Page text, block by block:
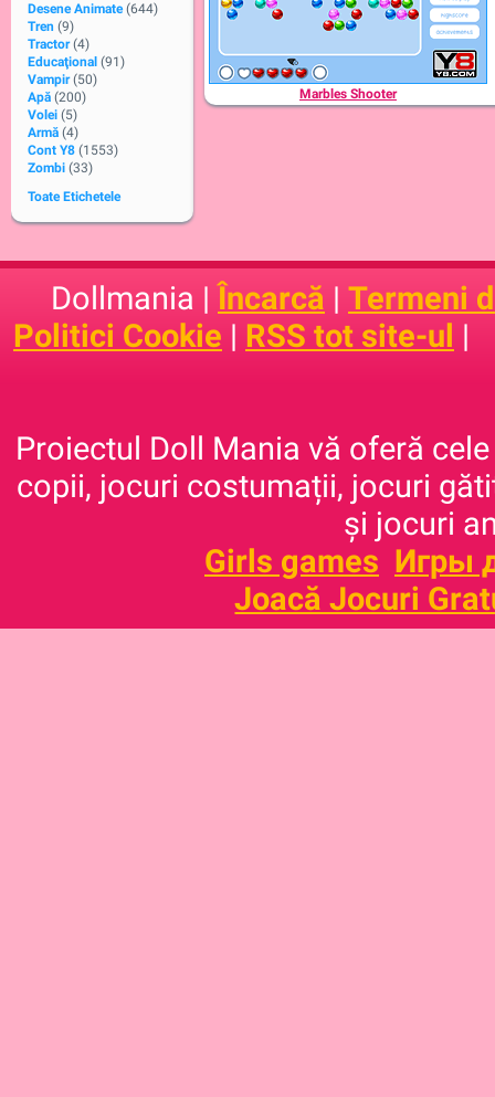
Desene Animate (644)
Tren (9)
Tractor (4)
Educaţional (91)
Vampir (50)
Apă (200)
Volei (5)
Armă (4)
Cont Y8 (1553)
Zombi (33)
Toate Etichetele
Marbles Shooter
Dollmania |Încarcă | Termeni
Politici Cookie | RSS tot site-ul |
Proiectul Doll Mania vă oferă
copii, jocuri costumații, jocuri
și jocuri
Girls games Игры
Joacă Jocuri